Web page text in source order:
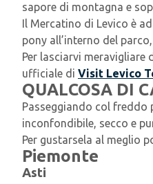
sapore di montagna e
Il Mercatino di Levico è
pony all’interno del
Per lasciarvi
ufficiale di Visit Levico
QUALCOSA DI
Passeggiando col freddo
inconfondibile, secco e
Per gustarsela al meglio
Piemonte
Asti